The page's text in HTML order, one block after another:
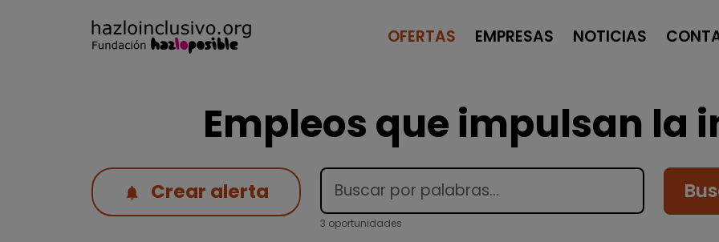
OFERTAS EMPRESAS NOTICIAS
Empleos que impulsan la
Crear alerta
3 oportunidades